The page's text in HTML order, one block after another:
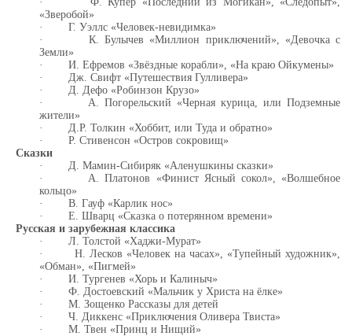
«Зверобой»
·
Г. Уэллс «Человек-невидимка»
·
К. Булычев «Миллион приключений», «Девочка с
Земли»
·
И. Ефремов «Звёздные корабли», «На краю Ойкумены»
·
Дж. Свифт «Путешествия Гулливера»
·
Д. Дефо «Робинзон Крузо»
·
А. Погорельский «Черная курица, или Подземные
жители»
·
Д.Р. Толкин «Хоббит, или Туда и обратно»
·
Р. Стивенсон «Остров сокровищ»
Сказки
·
Д. Мамин-Сибиряк «Аленушкины сказки»
·
А. Платонов «Финист Ясный сокол», «Волшебное
кольцо»
·
В. Гауф «Карлик нос»
·
Е. Шварц «Сказка о потерянном времени»
Русская и зарубежная классика
·
Л. Толстой «Хаджи-Мурат»
·
Н. Лесков «Человек на часах», «Тупейный художник»,
«Обман», «Пигмей»
·
И. Тургенев «Хорь и Калиныч»
·
Ф. Достоевский «Мальчик у Христа на ёлке»
·
М. Зощенко Рассказы для детей
·
Ч. Диккенс «Приключения Оливера Твиста»
·
М. Твен «Принц и Нищий»